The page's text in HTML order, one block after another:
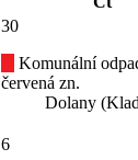
30
Komunální
červená zn.
Dolany
6